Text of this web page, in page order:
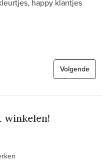
happy klantjes
Volgende
winkelen!